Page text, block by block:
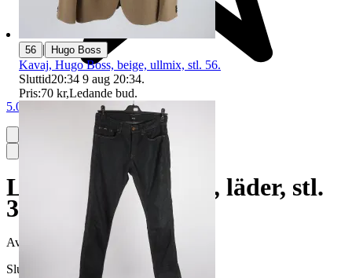
5.0
Loafers, Hugo Boss, läder, stl.
38
Avslutad
17 maj 20:17
Slutpris
56 | Hugo Boss
Kavaj, Hugo Boss, beige, ullmix, stl. 56.
Sluttid20:34 9 aug 20:34.
Pris:70 kr,Ledande bud.